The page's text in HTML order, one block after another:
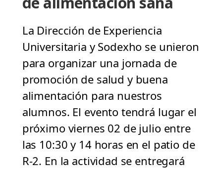
La Dirección de Experiencia
Universitaria y Sodexho se unieron
para organizar una jornada de
promoción de salud y buena
alimentación para nuestros
alumnos. El evento tendrá lugar el
próximo viernes 02 de julio entre
las 10:30 y 14 horas en el patio de
R-2. En la actividad se entregará